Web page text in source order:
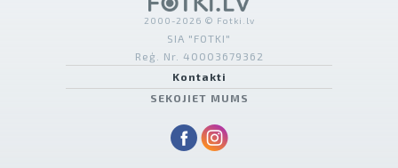
2000-2026 © Fotki.lv
SIA "FOTKI"
Reģ. Nr. 40003679362
Kontakti
SEKOJIET MUMS